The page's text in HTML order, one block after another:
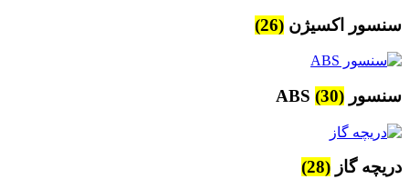
سنسور اکسیژن (26)
سنسور ABS (30)
دریچه گاز (28)